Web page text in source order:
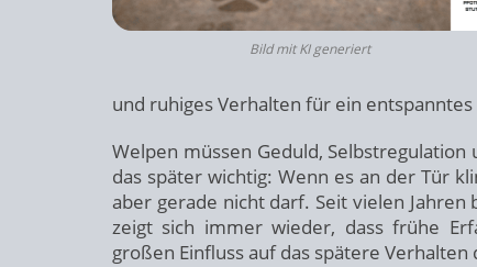
Bild mit KI generiert
und ruhiges Verhalten für ein
Welpen müssen Geduld,
das später wichtig: Wenn es an der Tür
aber gerade nicht darf. Seit vielen
zeigt sich immer wieder, dass frühe
großen Einfluss auf das spätere Verhalten